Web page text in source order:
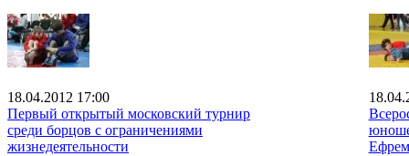
18.04.2012 17:00
Первый открытый московский турнир
среди борцов с ограничениями
жизнедеятельности